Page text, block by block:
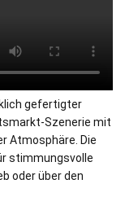
gefertigter
Szenerie mit
Atmosphäre. Die
stimmungsvolle
oder über den